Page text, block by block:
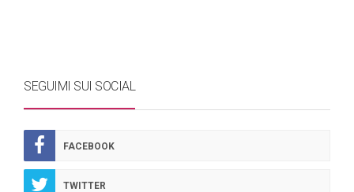
SEGUIMI SUI SOCIAL
FACEBOOK
TWITTER